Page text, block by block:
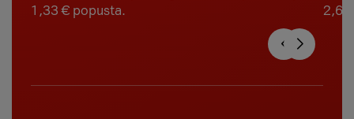
1,33 € popusta.
2,67